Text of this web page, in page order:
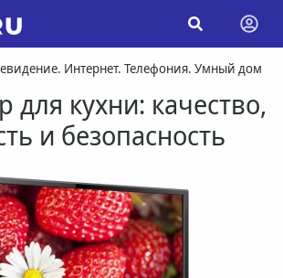
Интернет. Телефония. Умный дом
для кухни: качество,
и безопасность